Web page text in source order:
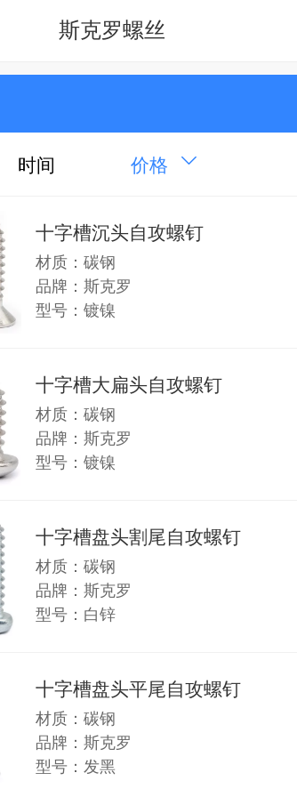
斯克罗螺丝
时间 价格
十字槽沉头自攻螺钉
材质：碳钢
品牌：斯克罗
型号：镀镍
十字槽大扁头自攻螺钉
材质：碳钢
品牌：斯克罗
型号：镀镍
十字槽盘头割尾自攻螺钉
材质：碳钢
品牌：斯克罗
型号：白锌
十字槽盘头平尾自攻螺钉
材质：碳钢
品牌：斯克罗
型号：发黑